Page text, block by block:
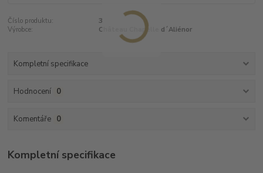
Číslo produktu:
3
Výrobce:
Château Chapelle d´Aliénor
Kompletní specifikace
Hodnocení 0
Komentáře 0
Kompletní specifikace